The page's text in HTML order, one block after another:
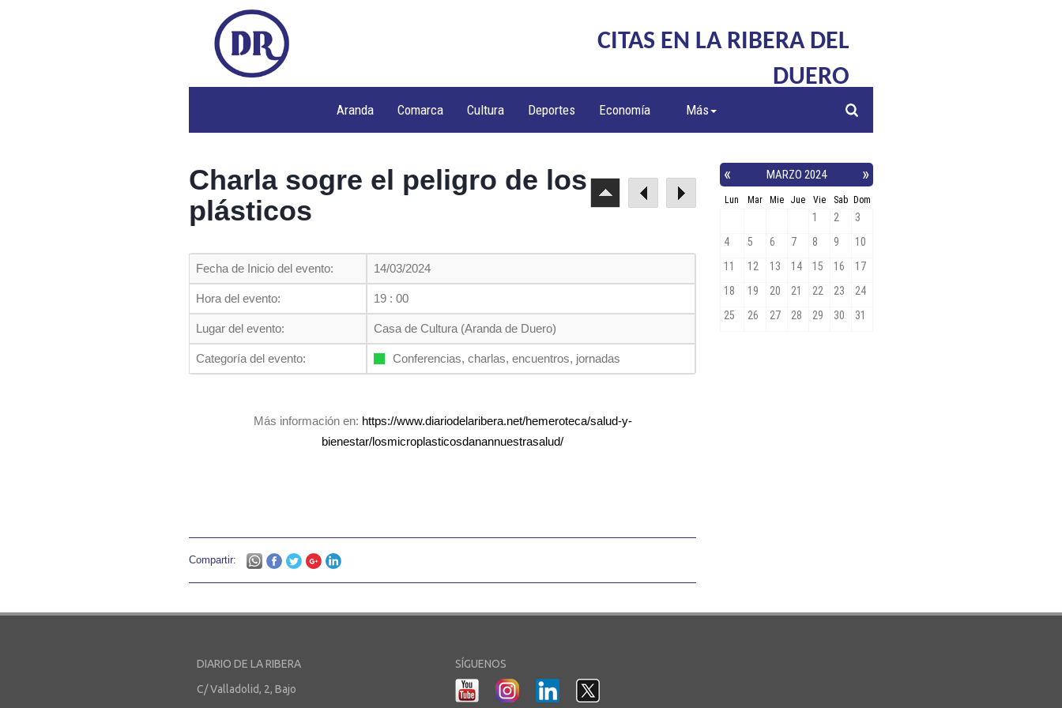
CITAS EN LA RIBERA DEL
DUERO
Aranda Comarca Cultura Deportes Economía Más
Charla sogre el peligro de los
plásticos
Fecha de Inicio del evento: 14/03/2024
Hora del evento: 19 : 00
Lugar del evento: Casa de Cultura (Aranda de Duero)
Categoría del evento: Conferencias, charlas, encuentros, jornadas
Más información en: https://www.diariodelaribera.net/hemeroteca/salud-y-
bienestar/losmicroplasticosdanannuestrasalud/
Compartir:
DIARIO DE LA RIBERA
C/ Valladolid, 2, Bajo
SÍGUENOS